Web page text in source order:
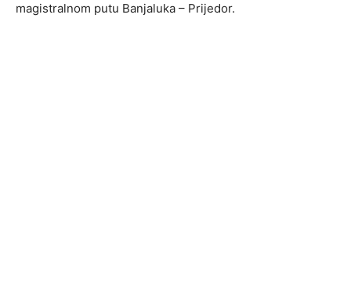
magistralnom putu Banjaluka – Prijedor.